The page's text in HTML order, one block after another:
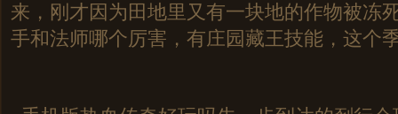
来，刚才因为田地里又有一块地的作物被冻
手和法师哪个厉害，有庄园藏王技能，这个